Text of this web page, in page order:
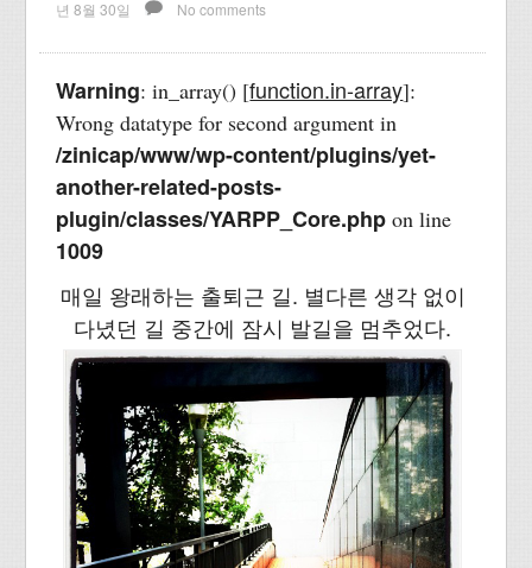
년 8월 30일
No comments
Warning: in_array() [function.in-array]:
Wrong datatype for second argument in
/zinicap/www/wp-content/plugins/yet-
another-related-posts-
plugin/classes/YARPP_Core.php on line
1009
매일 왕래하는 출퇴근 길. 별다른 생각 없이
다녔던 길 중간에 잠시 발길을 멈추었다.